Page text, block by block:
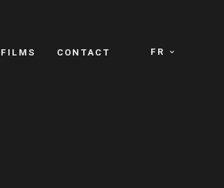
FR
FILMS CONTACT